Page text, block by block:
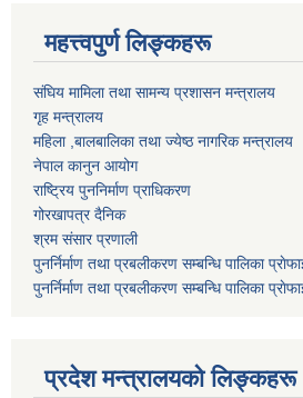
महत्त्वपुर्ण लिङ्कहरू
संघिय मामिला तथा सामन्य प्रशासन मन्त्रालय
गृह मन्त्रालय
महिला ,बालबालिका तथा ज्येष्ठ नागरिक मन्त्रालय
नेपाल कानुन आयोग
राष्ट्रिय पुननिर्माण प्राधिकरण
गोरखापत्र दैनिक
श्रम संसार प्रणाली
पुनर्निर्माण तथा प्रबलीकरण सम्बन्धि पालिका
पुनर्निर्माण तथा प्रबलीकरण सम्बन्धि पालिका
प्रदेश मन्त्रालयको लिङ्कहरू